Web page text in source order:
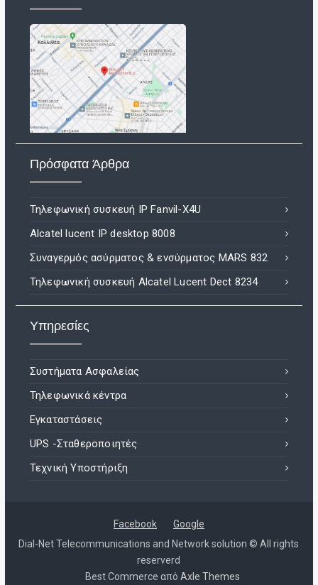
Πρόσφατα Άρθρα
Τηλεφωνική συσκευή IP Fanvil-X4U
Alcatel lucent IP desktop 8008
Συναγερμός ασύρματος & ενσύρματος MARS 832
Τηλεφωνική συσκευή Alcatel Lucent Dect 8234
Υπηρεσίες
Συστήματα Ασφαλείας
Τηλεφωνικά κέντρα
Εγκαταστάσεις
UPS -Σταθεροποιητές
Τεχνική Υποστήριξη
Facebook
Google
Dial-Net Telecommunications and Network solution © All rights
reserverd
Best Commerce από Axle Themes